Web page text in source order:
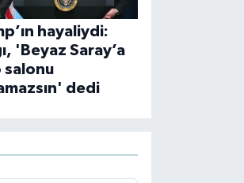
hayaliydi:
'Beyaz Saray’a
salonu
dedi